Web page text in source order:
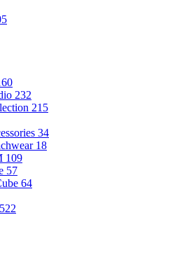
232
215
34
18
109
57
64
522